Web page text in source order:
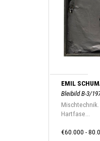
EMIL
Bleibild B-3/
Hartfase...
€60.000 -